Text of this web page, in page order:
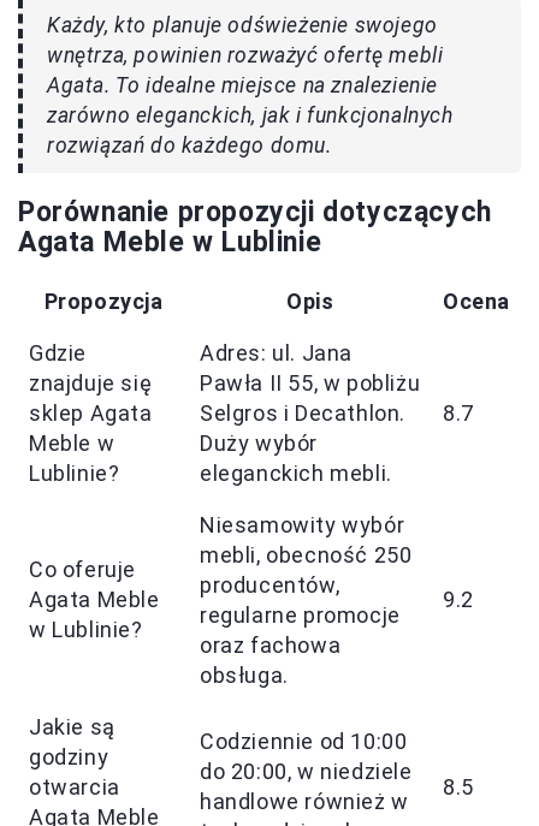
Każdy, kto planuje odświeżenie swojego
wnętrza, powinien rozważyć ofertę mebli
Agata. To idealne miejsce na znalezienie
zarówno eleganckich, jak i funkcjonalnych
rozwiązań do każdego domu.
Porównanie propozycji dotyczących
Agata Meble w Lublinie
Propozycja Opis Ocena
Gdzie
znajduje się
sklep Agata
Meble w
Lublinie?
Adres: ul. Jana
Pawła II 55, w pobliżu
Selgros i Decathlon.
Duży wybór
eleganckich mebli.
8.7
Co oferuje
Agata Meble
w Lublinie?
Niesamowity wybór
mebli, obecność 250
producentów,
regularne promocje
oraz fachowa
obsługa.
9.2
Jakie są
godziny
otwarcia
Agata Meble
Codziennie od 10:00
do 20:00, w niedziele
handlowe również w
8.5